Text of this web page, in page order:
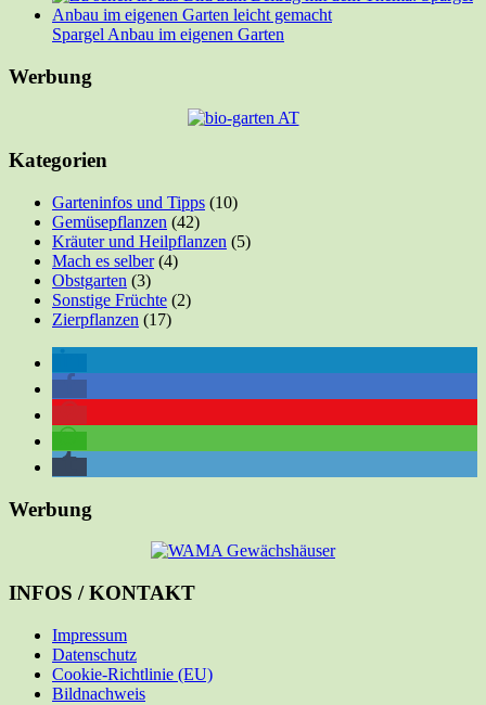
Spargel Anbau im eigenen Garten
Werbung
Kategorien
Garteninfos und Tipps (10)
Gemüsepflanzen (42)
Kräuter und Heilpflanzen (5)
Mach es selber(4)
Obstgarten (3)
Sonstige Früchte (2)
Zierpflanzen (17)
Werbung
INFOS / KONTAKT
Impressum
Datenschutz
Cookie-Richtlinie (EU)
Bildnachweis